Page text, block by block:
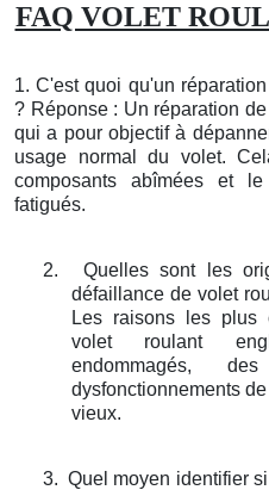
FAQ VOLET
1. C'est quoi qu'un
? Réponse : Un réparation
qui a pour objectif à
usage normal du volet.
composants abîmées et
fatigués.
2.
Quelles sont les
défaillance de volet
Les raisons les plus
volet roulant
endommagés,
dysfonctionnements
vieux.
3. Quel moyen identifier